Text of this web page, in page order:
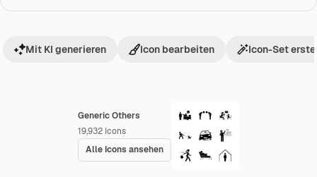
Generic Others
19,932 Icons
Alle Icons ansehen
Mit KI generieren Icon bearbeiten Icon-Set